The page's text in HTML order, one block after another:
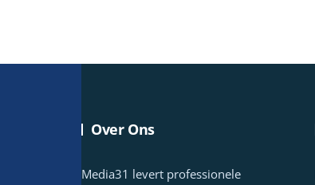
Over Ons
Media31 levert professionele